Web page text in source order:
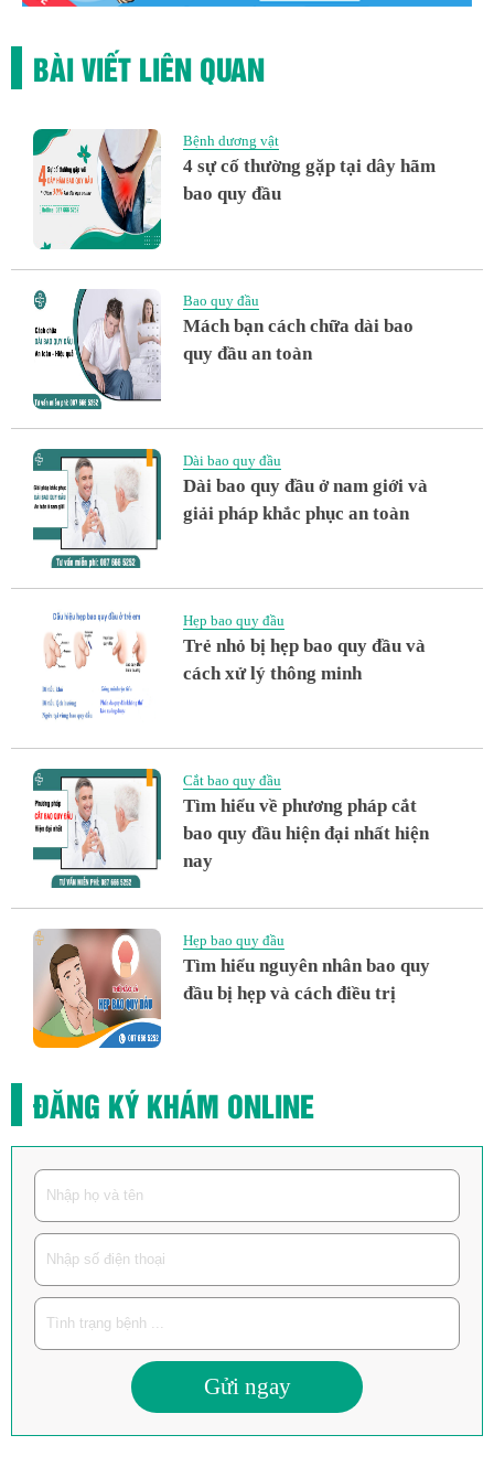
BÀI VIẾT LIÊN QUAN
Bệnh dương vật
4 sự cố thường gặp tại dây hãm
bao quy đầu
Bao quy đầu
Mách bạn cách chữa dài bao
quy đầu an toàn
Dài bao quy đầu
Dài bao quy đầu ở nam giới và
giải pháp khắc phục an toàn
Hẹp bao quy đầu
Trẻ nhỏ bị hẹp bao quy đầu và
cách xử lý thông minh
Cắt bao quy đầu
Tìm hiểu về phương pháp cắt
bao quy đầu hiện đại nhất hiện
nay
Hẹp bao quy đầu
Tìm hiểu nguyên nhân bao quy
đầu bị hẹp và cách điều trị
ĐĂNG KÝ KHÁM ONLINE
Gửi ngay